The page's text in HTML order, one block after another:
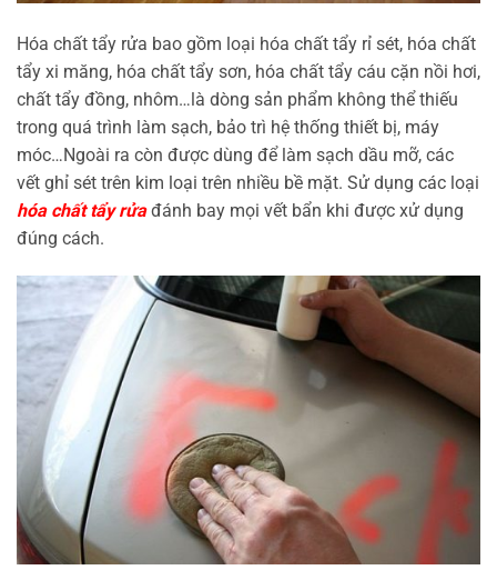
Hóa chất tẩy rửa bao gồm loại hóa chất tẩy rỉ sét, hóa chất
tẩy xi măng, hóa chất tẩy sơn, hóa chất tẩy cáu cặn nồi hơi,
chất tẩy đồng, nhôm…là dòng sản phẩm không thể thiếu
trong quá trình làm sạch, bảo trì hệ thống thiết bị, máy
móc…Ngoài ra còn được dùng để làm sạch dầu mỡ, các
vết ghỉ sét trên kim loại trên nhiều bề mặt. Sử dụng các loại
hóa chất tẩy rửađánh bay mọi vết bẩn khi được xử dụng
đúng cách.